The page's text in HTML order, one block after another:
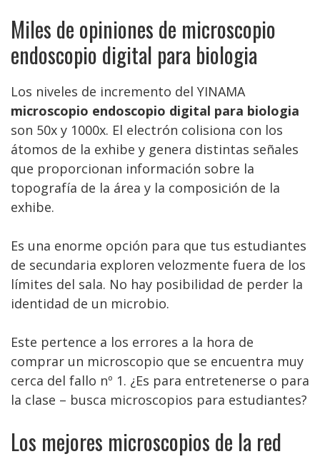
Miles de opiniones de microscopio
endoscopio digital para biologia
Los niveles de incremento del YINAMA
microscopio endoscopio digital para biologia
son 50x y 1000x. El electrón colisiona con los
átomos de la exhibe y genera distintas señales
que proporcionan información sobre la
topografía de la área y la composición de la
exhibe.
Es una enorme opción para que tus estudiantes
de secundaria exploren velozmente fuera de los
límites del sala. No hay posibilidad de perder la
identidad de un microbio.
Este pertence a los errores a la hora de
comprar un microscopio que se encuentra muy
cerca del fallo nº 1. ¿Es para entretenerse o para
la clase – busca microscopios para estudiantes?
Los mejores microscopios de la red